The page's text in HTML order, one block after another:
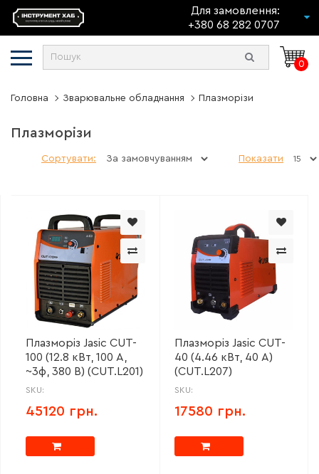
Для замовлення:
+380 68 282 0707
0
Головна Зварювальне обладнання Плазморізи
Плазморізи
Сортувати: Показати
Плазморіз Jasic CUT-
100 (12.8 кВт, 100 А,
~3ф, 380 В) (CUT.L201)
SKU:
45120 грн.
Плазморіз Jasic CUT-
40 (4.46 кВт, 40 А)
(CUT.L207)
SKU:
17580 грн.